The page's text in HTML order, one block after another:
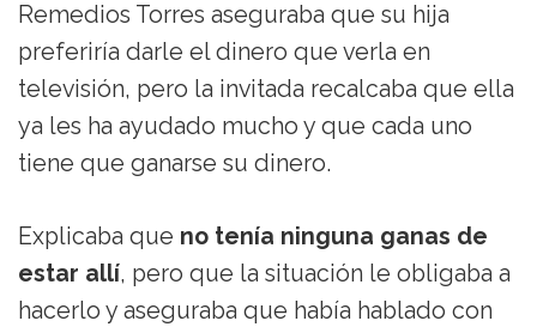
Remedios Torres aseguraba que su hija
preferiría darle el dinero que verla en
televisión, pero la invitada recalcaba que ella
ya les ha ayudado mucho y que cada uno
tiene que ganarse su dinero.
Explicaba que no tenía ninguna ganas de
estar allí, pero que la situación le obligaba a
hacerlo y aseguraba que había hablado con